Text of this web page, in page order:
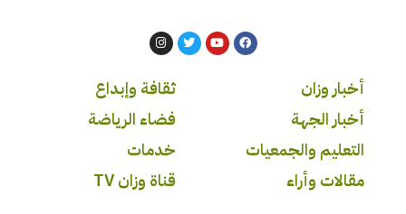
أخبار وزان
أخبار الجهة
التعليم والجمعيات
مقالات وأراء
ثقافة وإبداع
فضاء الرياضة
خدمات
قناة وزان TV